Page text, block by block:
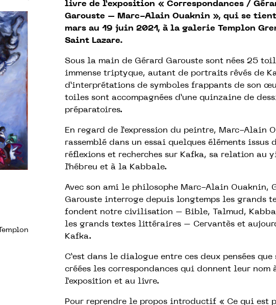
livre de l’exposition « Correspondances /
Garouste – Marc-Alain Ouaknin », qui se
mars au 19 juin 2021, à la galerie Templon
Saint Lazare.
Sous la main de Gérard Garouste sont nées 25
immense triptyque, autant de portraits rêvés de
d’interprétations de symboles frappants de son
toiles sont accompagnées d’une quinzaine de
préparatoires.
En regard de l’expression du peintre, Marc-Alain
rassemblé dans un essai quelques éléments issus
réflexions et recherches sur Kafka, sa relation au
l’hébreu et à la Kabbale.
Avec son ami le philosophe Marc-Alain Ouaknin,
Garouste interroge depuis longtemps les grands
fondent notre civilisation – Bible, Talmud,
les grands textes littéraires – Cervantès et
Kafka.
C’est dans le dialogue entre ces deux pensées que
créées les correspondances qui donnent leur nom
l’exposition et au livre.
Pour reprendre le propos introductif « Ce qui est